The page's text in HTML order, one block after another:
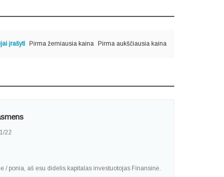
įrašyti Pirma žemiausia kaina Pirma aukščiausia kaina
22
/ ponia, aš esu didelis kapitalas investuotojas Finansinė.